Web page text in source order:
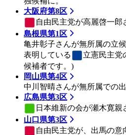
大阪府第8区
自由民主党が高麗啓一郎
島根県第1区
亀井彰子さんが無所属の立
表明している
立憲民主党
候補者です。)
岡山県第4区
中川智晴さんが無所属での
広島県第3区
日本維新の会が瀬木寛親
山口県第3区
自由民主党が、出馬の意